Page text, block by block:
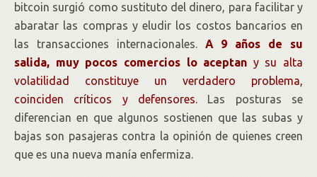
bitcoin surgió como sustituto del dinero, para facilitar y
abaratar las compras y eludir los costos bancarios en
las transacciones internacionales. A 9 años de su
salida, muy pocos comercios lo aceptan y su alta
volatilidad constituye un verdadero problema,
coinciden críticos y defensores. Las posturas se
diferencian en que algunos sostienen que las subas y
bajas son pasajeras contra la opinión de quienes creen
que es una nueva manía enfermiza.